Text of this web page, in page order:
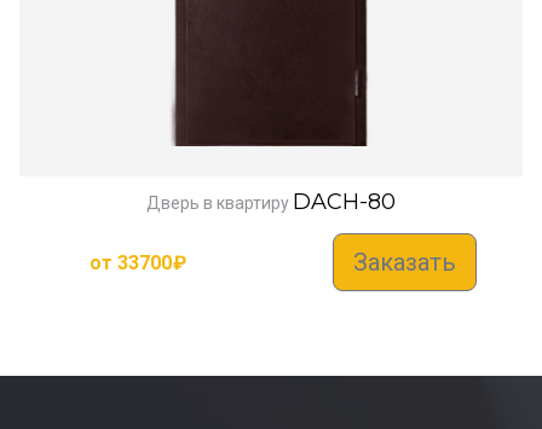
Дверь в квартиру DACH-80
от 33700₽ Заказать